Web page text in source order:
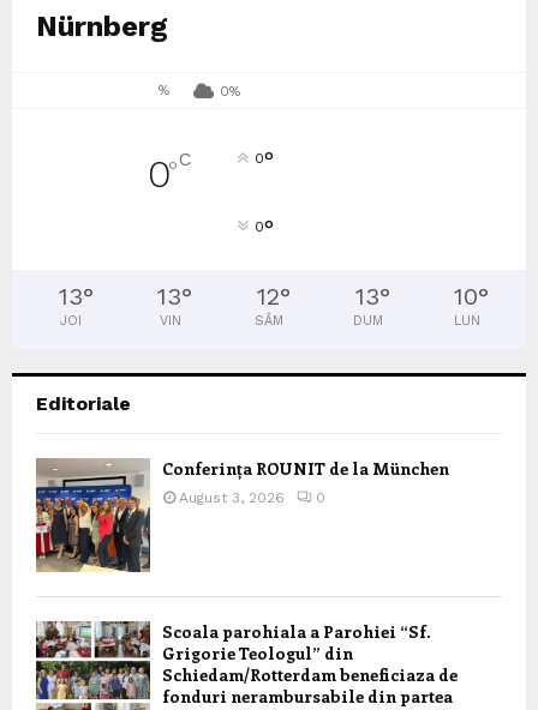
Nürnberg
% 0%
0°C 0°
0°
13°
JOI
13°
VIN
12°
SÂM
13°
DUM
10°
LUN
Editoriale
Conferința ROUNIT de la München
August 3, 2026 0
Scoala parohiala a Parohiei “Sf.
Grigorie Teologul” din
Schiedam/Rotterdam beneficiaza de
fonduri nerambursabile din partea